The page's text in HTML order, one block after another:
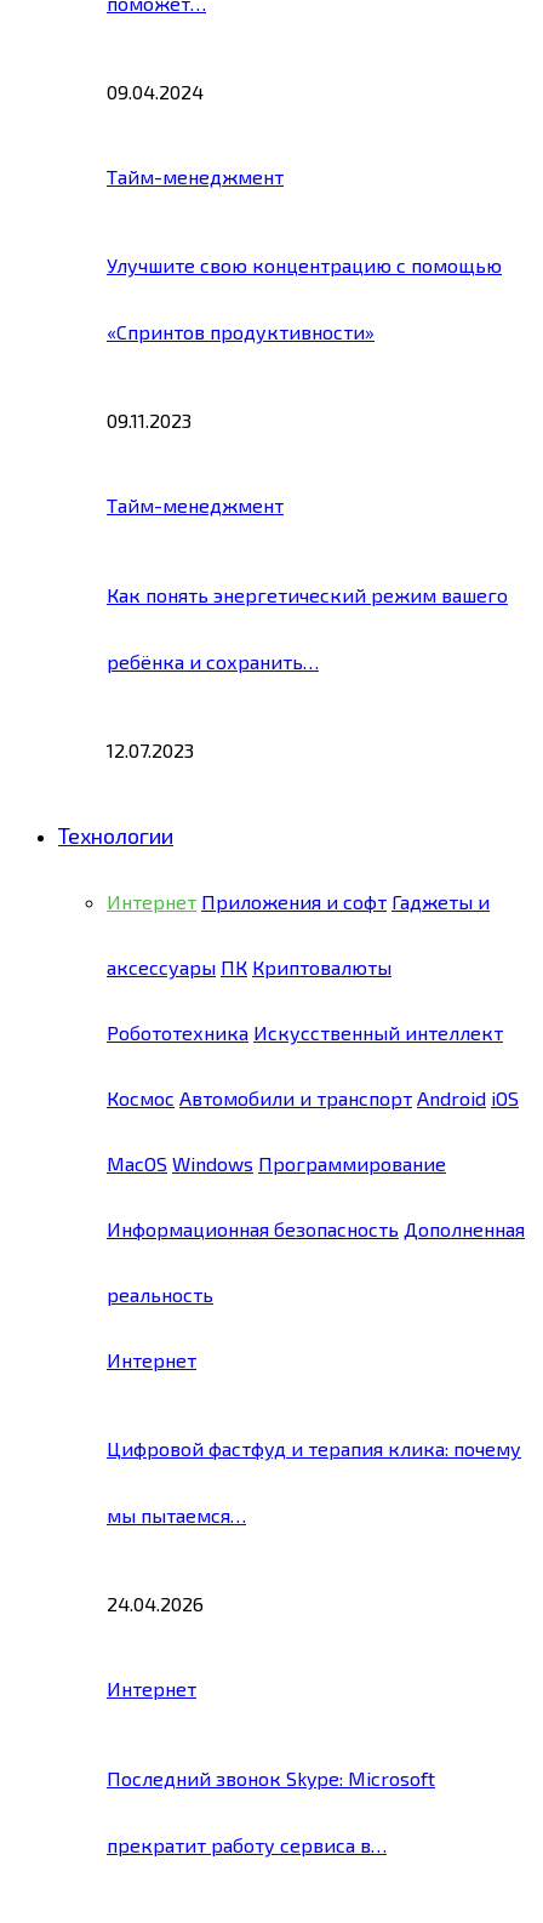
09.04.2024
Тайм-менеджмент
Улучшите свою концентрацию с помощью
«Спринтов продуктивности»
09.11.2023
Тайм-менеджмент
Как понять энергетический режим вашего
ребёнка и сохранить…
12.07.2023
Технологии
Интернет Приложения и софт Гаджеты и
аксессуары ПК Криптовалюты
Робототехника Искусственный интеллект
Космос Автомобили и транспорт Android iOS
MacOS Windows Программирование
Информационная безопасность Дополненная
реальность
Интернет
Цифровой фастфуд и терапия клика: почему
мы пытаемся…
24.04.2026
Интернет
Последний звонок Skype: Microsoft
прекратит работу сервиса в…